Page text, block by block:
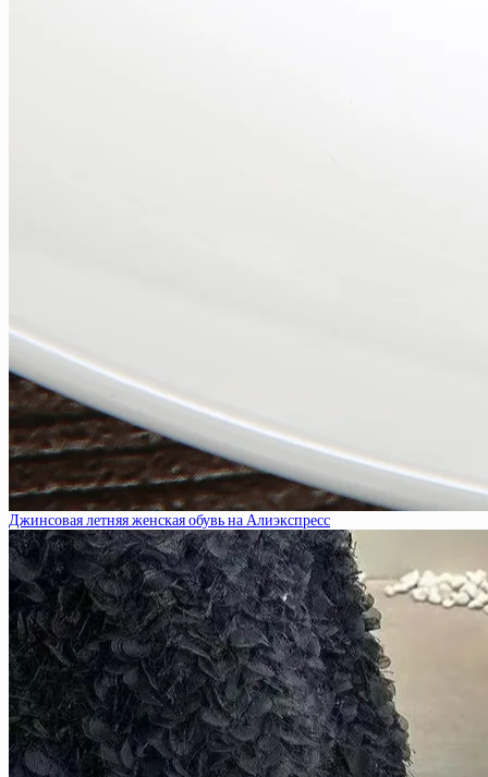
Джинсовая летняя женская обувь на Алиэкспресс